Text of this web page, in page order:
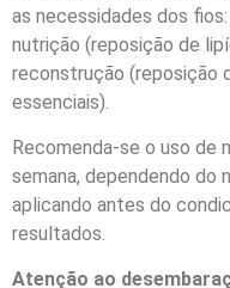
as necessidades dos
nutrição (reposição de
reconstrução (reposição
essenciais).
Recomenda-se o uso de
semana, dependendo do
aplicando antes do
resultados.
Atenção ao